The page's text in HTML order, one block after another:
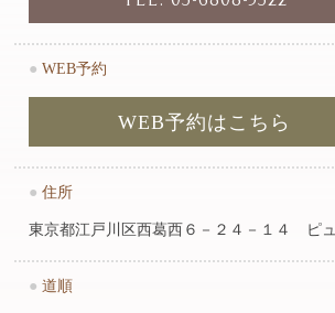
● WEB予約
WEB予約はこちら
● 住所
東京都江戸川区西葛西６－２４－１４ ピ
● 道順